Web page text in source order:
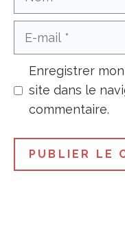
Enregistrer
site dans le
commentaire.